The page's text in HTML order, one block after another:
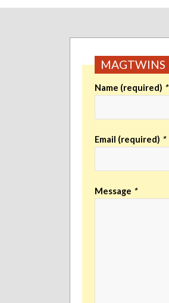
MAGTWINS
Name (required) *
Email (required) *
Message *